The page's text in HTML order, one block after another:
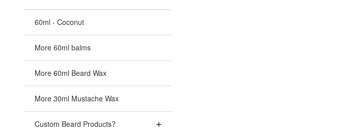
60ml - Coconut
More 60ml balms
More 60ml Beard Wax
More 30ml Mustache Wax
Custom Beard Products?